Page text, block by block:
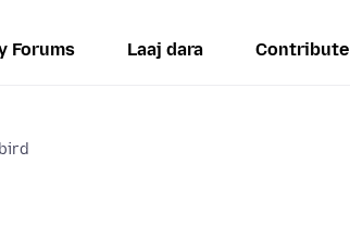
Forums Laaj dara Contribute